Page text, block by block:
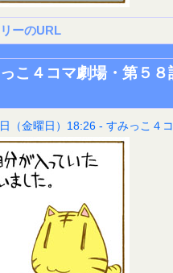
ーのURL
こ４コマ劇場・第５
（金曜日）18:26 - すみっこ４